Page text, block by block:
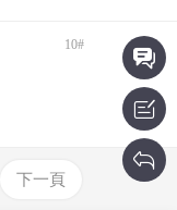
10#
下一頁